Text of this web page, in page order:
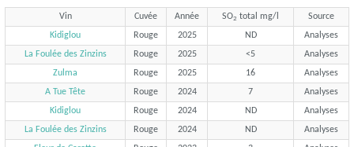
Vin Cuvée Année SO2 total mg/l
Source
Kidiglou
Rouge 2025 ND
Analyses
La Foulée des Zinzins
Rouge 2025 <5
Analyses
Zulma
Rouge 2025 16
Analyses
A Tue Tête
Rouge 2024 7
Analyses
Kidiglou
Rouge 2024 ND
Analyses
La Foulée des Zinzins
Rouge 2024 ND
Analyses